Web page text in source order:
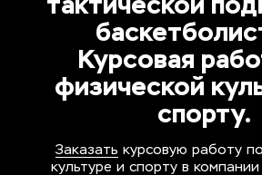
Курсовая
физической
спорту.
Заказать курсовую работу
культуре и спорту в